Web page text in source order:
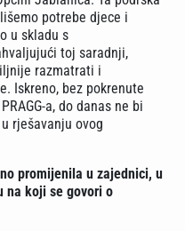
potrebe djece i
u skladu s
toj saradnji,
razmatrati i
Iskreno, bez pokrenute
a, do danas ne bi
rješavanju ovog
promijenila u zajednici, u
na koji se govori o